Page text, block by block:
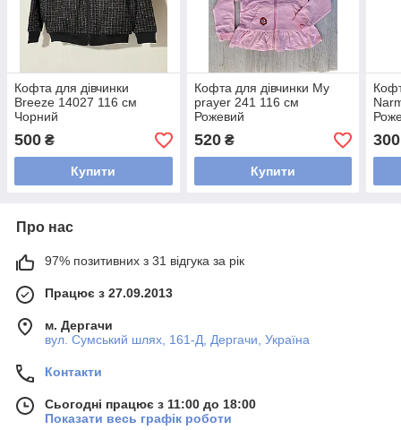
Кофта для дівчинки
Breeze 14027 116 см
Чорний
500 ₴
Купити
Кофта для дівчинки My
prayer 241 116 см
Рожевий
520₴
Купити
300
Про нас
97% позитивних з 31 відгука за рік
Працює з 27.09.2013
м. Дергачи
вул. Сумський шлях, 161-Д, Дергачи, Україна
Контакти
Сьогодні працює з 11:00 до 18:00
Показати весь графік роботи